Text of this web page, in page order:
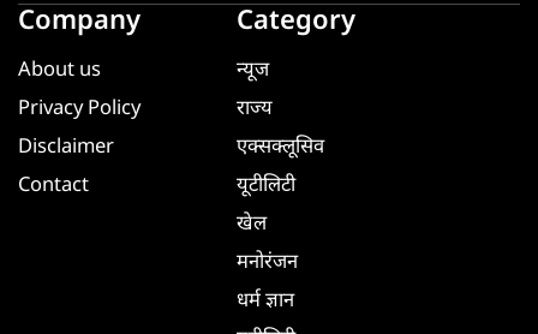
Company
About us
Privacy Policy
Disclaimer
Contact
Category
न्यूज
राज्य
एक्सक्लूसिव
यूटीलिटी
खेल
मनोरंजन
धर्म ज्ञान